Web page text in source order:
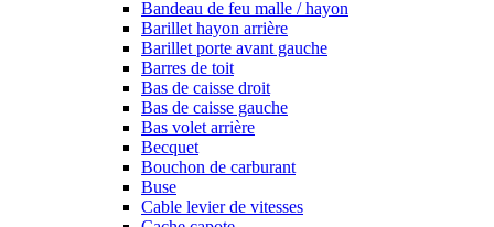
Bandeau de feu malle / hayon
Barillet hayon arrière
Barillet porte avant gauche
Barres de toit
Bas de caisse droit
Bas de caisse gauche
Bas volet arrière
Becquet
Bouchon de carburant
Buse
Cable levier de vitesses